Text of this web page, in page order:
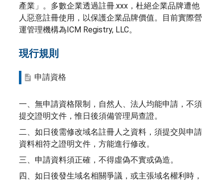
產業」。多數企業透過註冊.xxx，杜絕企業品牌遭他
人惡意註冊使用，以保護企業品牌價值。目前實際營
運管理機構為ICM Registry, LLC。
現行規則
申請資格
一、無申請資格限制，自然人、法人均能申請，不須
提交證明文件，惟日後須備管理局查證。
二、如日後需修改域名註冊人之資料，須提交與申請
資料相符之證明文件，方能進行修改。
三、申請資料須正確，不得虛偽不實或偽造。
四、如日後發生域名相關爭議，或主張域名權利時，